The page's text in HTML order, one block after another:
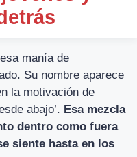
manía de
Su nombre aparece
la motivación de
abajo’. Esa mezcla
dentro como fuera
siente hasta en los